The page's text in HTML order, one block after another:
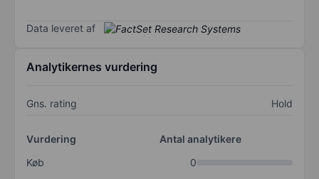
Data leveret af
Analytikernes vurdering
Gns. rating Hold
Vurdering
Antal analytikere
Køb
0